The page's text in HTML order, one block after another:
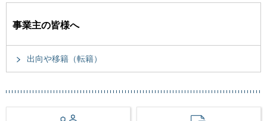
事業主の皆様へ
出向や移籍（転籍）